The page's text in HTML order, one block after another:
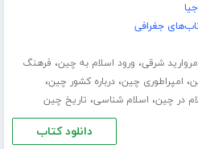
جغرافی
مروارید شرقی، ورود اسلام به چین، فرهنگ
، امپراطوری چین،درباره کشور چین،
در چین، اسلام شناسی، تاریخ چین
دانلود کتاب